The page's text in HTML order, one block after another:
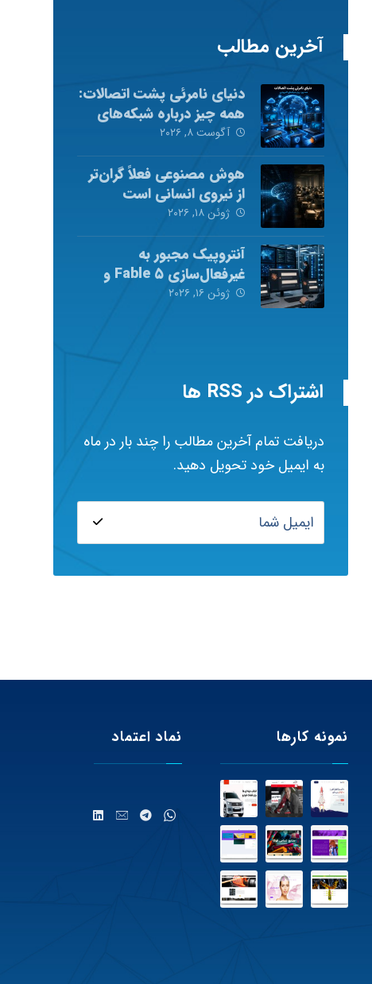
آخرین مطالب
دنیای نامرئی پشت اتصالات:
همه چیز درباره شبکه‌های
کامپیوتری
آگوست ۸, ۲۰۲۶
هوش مصنوعی فعلاً گران‌تر
از نیروی انسانی است
ژوئن ۱۸, ۲۰۲۶
آنتروپیک مجبور به
غیرفعال‌سازی Fable ۵ و
Mythos ۵ شد
ژوئن ۱۶, ۲۰۲۶
اشتراک در RSS ها
دریافت تمام آخرین مطالب را چند بار در ماه
به ایمیل خود تحویل دهید.
نمونه کارها نماد اعتماد